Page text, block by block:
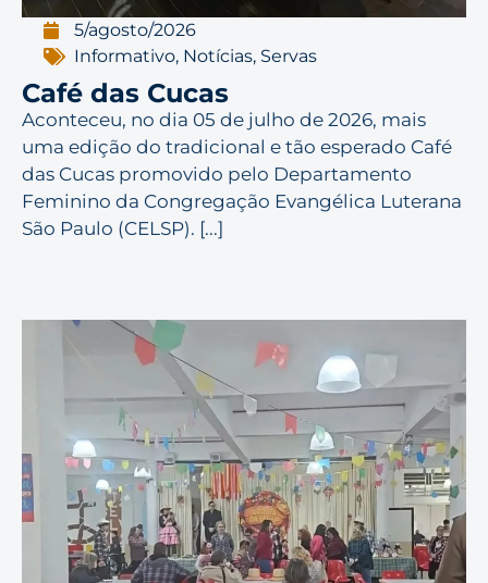
5/agosto/2026
Informativo, Notícias, Servas
Café das Cucas
Aconteceu, no dia 05 de julho de 2026, mais
uma edição do tradicional e tão esperado Café
das Cucas promovido pelo Departamento
Feminino da Congregação Evangélica Luterana
São Paulo (CELSP). [...]